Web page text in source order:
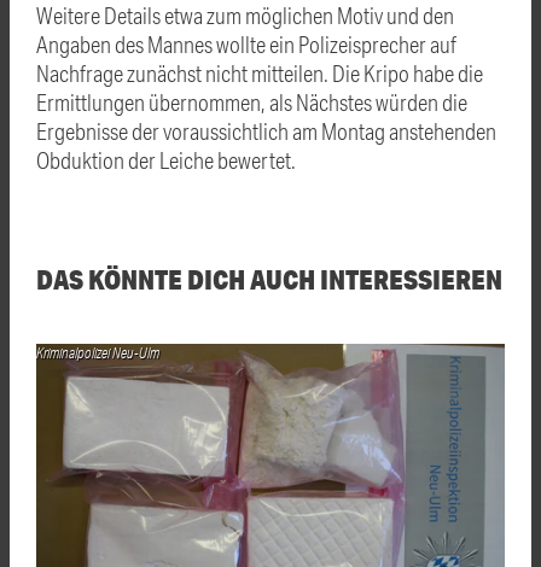
Weitere Details etwa zum möglichen Motiv und den
Angaben des Mannes wollte ein Polizeisprecher auf
Nachfrage zunächst nicht mitteilen. Die Kripo habe die
Ermittlungen übernommen, als Nächstes würden die
Ergebnisse der voraussichtlich am Montag anstehenden
Obduktion der Leiche bewertet.
DAS KÖNNTE DICH AUCH INTERESSIEREN
Kriminalpolizei Neu-Ulm